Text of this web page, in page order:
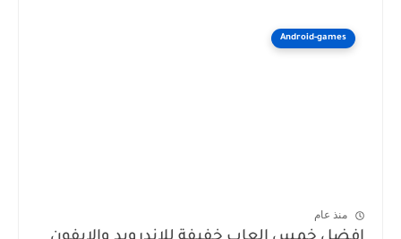
Android-games
منذ عام